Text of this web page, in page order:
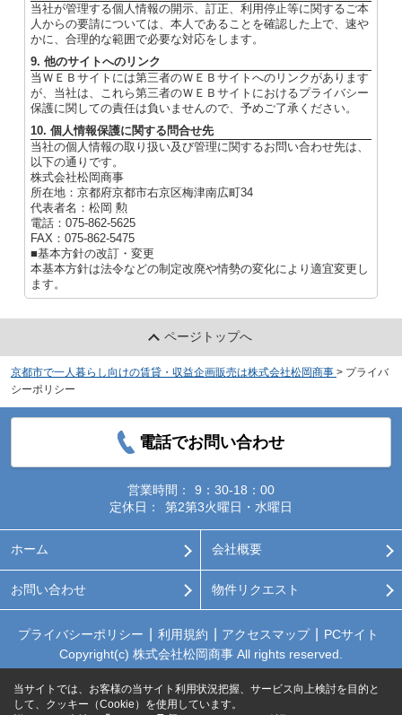
当社が管理する個人情報の開示、訂正、利用停止等に関するご本
人からの要請については、本人であることを確認した上で、速や
かに、合理的な範囲で必要な対応をします。
9. 他のサイトへのリンク
当ＷＥＢサイトには第三者のＷＥＢサイトへのリンクがあります
が、当社は、これら第三者のＷＥＢサイトにおけるプライバシー
保護に関しての責任は負いませんので、予めご了承ください。
10. 個人情報保護に関する問合せ先
当社の個人情報の取り扱い及び管理に関するお問い合わせ先は、
以下の通りです。
株式会社松岡商事
所在地：京都府京都市右京区梅津南広町34
代表者名：松岡 勲
電話：075-862-5625
FAX：075-862-5475
■基本方針の改訂・変更
本基本方針は法令などの制定改廃や情勢の変化により適宜変更し
ます。
ページトップへ
京都市で一人暮らし向けの賃貸・収益企画販売は株式会社松岡商事 > プライバ
シーポリシー
電話でお問い合わせ
営業時間：
9：30-18：00
定休日：
第2第3火曜日・水曜日
ホーム 会社概要
お問い合わせ 物件リクエスト
プライバシーポリシー 利用規約 アクセスマップ
PCサイト
Copyright(c) 株式会社松岡商事 All rights reserved.
当サイトでは、お客様の当サイト利用状況把握、サービス向上検討を目的と
して、クッキー（Cookie）を使用しています。